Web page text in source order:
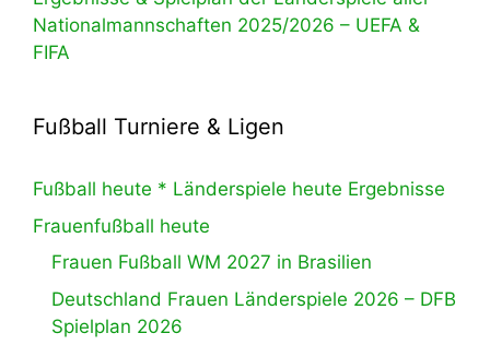
Nationalmannschaften 2025/2026 – UEFA &
FIFA
Fußball Turniere & Ligen
Fußball heute * Länderspiele heute Ergebnisse
Frauenfußball heute
Frauen Fußball WM 2027 in Brasilien
Deutschland Frauen Länderspiele 2026 – DFB
Spielplan 2026